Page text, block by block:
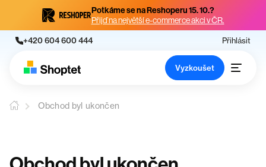
Potkáme se na Reshoperu 15. 10.?
Přijď na největší e-commerce akci v ČR.
+420 604 600 444 Přihlásit
Vyzkoušet
Obchod byl ukončen